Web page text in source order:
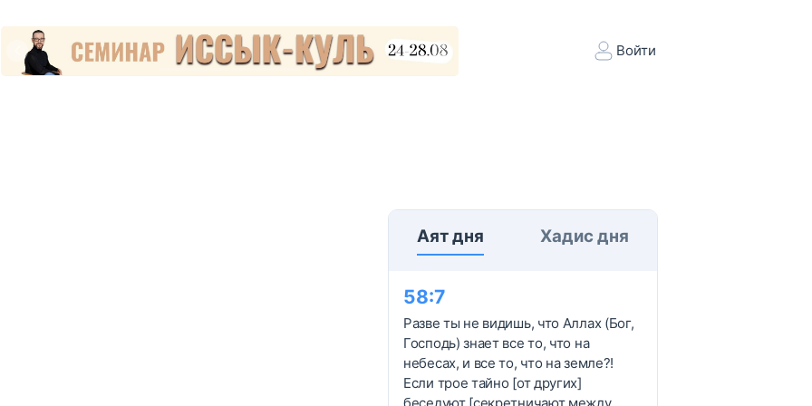
Войти
Аят дня Хадис дня
58:7
Разве ты не видишь, что Аллах (Бог,
Господь) знает все то, что на
небесах, и все то, что на земле?!
Если трое тайно [от других]